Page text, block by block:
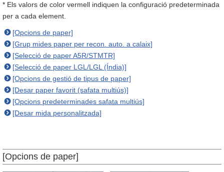
* Els valors de color vermell indiquen la configuració predeterminada
per a cada element.
[Opcions de paper]
[Grup mides paper per recon. auto. a calaix]
[Selecció de paper A5R/STMTR]
[Selecció de paper LGL/LGL (Índia)]
[Opcions de gestió de tipus de paper]
[Desar paper favorit (safata multiús)]
[Opcions predeterminades safata multiús]
[Desar mida personalitzada]
[Opcions de paper]